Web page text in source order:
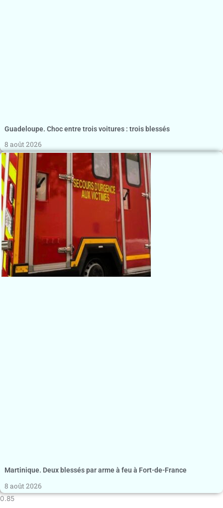
Guadeloupe. Choc entre trois voitures : trois blessés
8 août 2026
Martinique. Deux blessés par arme à feu à Fort-de-France
8 août 2026